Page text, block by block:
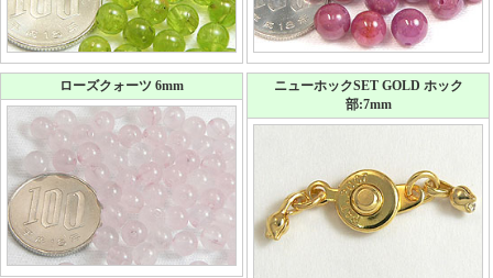
ローズクォーツ 6mm
ニューホックSET GOLD ホック
部:7mm